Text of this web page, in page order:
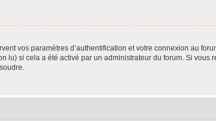
vos paramètres d’authentification et votre connexion au
lu) si cela a été activé par un administrateur du forum. Si vous